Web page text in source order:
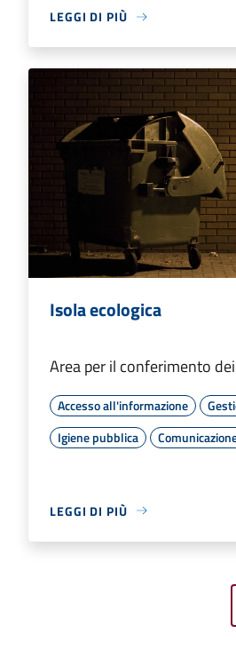
LEGGI DI PIÙ
Isola ecologica
Area per il conferimento
Accesso all'informazione
Igiene pubblica
LEGGI DI PIÙ